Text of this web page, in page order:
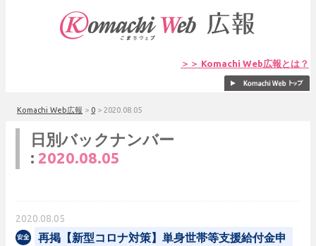
＞＞ Komachi Web広報とは？
Komachi Web広報 > 0 > 2020.08.05
日別バックナンバー
: 2020.08.05
2020.08.05
再掲【新型コロナ対策】単身世帯等支援給付金申